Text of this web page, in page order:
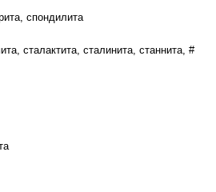
спондилита
сталактита, сталинита, станнита, #